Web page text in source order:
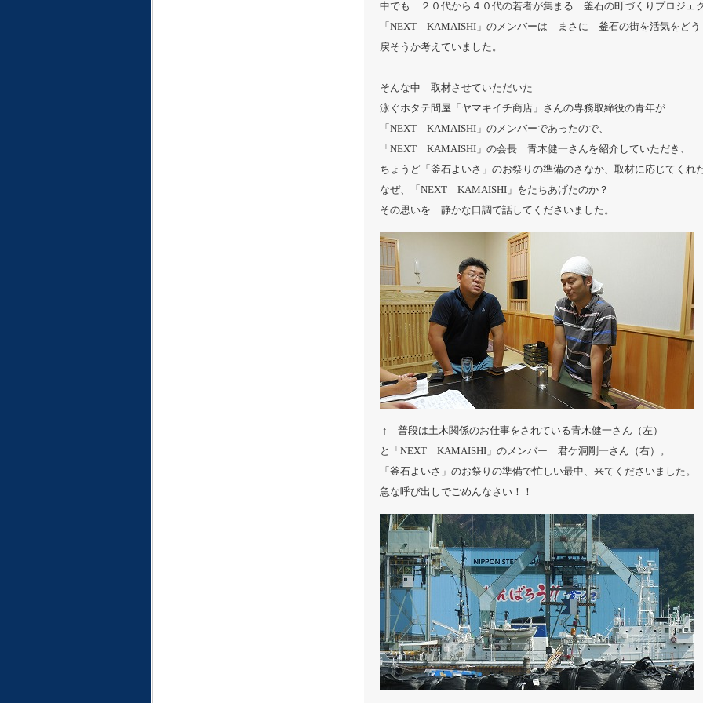
中でも ２０代から４０代の若者が集まる 釜石の町づくりプロジェ
「NEXT KAMAISHI」のメンバーは まさに 釜石の街を活気をどう
戻そうか考えていました。
そんな中 取材させていただいた
泳ぐホタテ問屋「ヤマキイチ商店」さんの専務取締役の青年が
「NEXT KAMAISHI」のメンバーであったので、
「NEXT KAMAISHI」の会長 青木健一さんを紹介していただき、
ちょうど「釜石よいさ」のお祭りの準備のさなか、取材に応じてくれ
なぜ、「NEXT KAMAISHI」をたちあげたのか？
その思いを 静かな口調で話してくださいました。
↑ 普段は土木関係のお仕事をされている青木健一さん（左）
と「NEXT KAMAISHI」のメンバー 君ケ洞剛一さん（右）。
「釜石よいさ」のお祭りの準備で忙しい最中、来てくださいました。
急な呼び出しでごめんなさい！！